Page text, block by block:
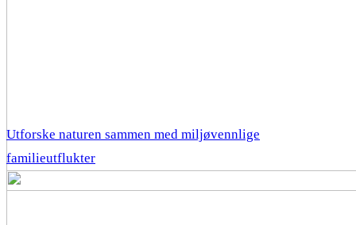
Utforske naturen sammen med miljøvennlige
familieutflukter